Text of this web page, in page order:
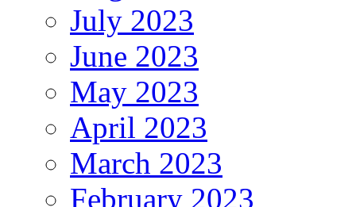
July 2023
June 2023
May 2023
April 2023
March 2023
February 2023